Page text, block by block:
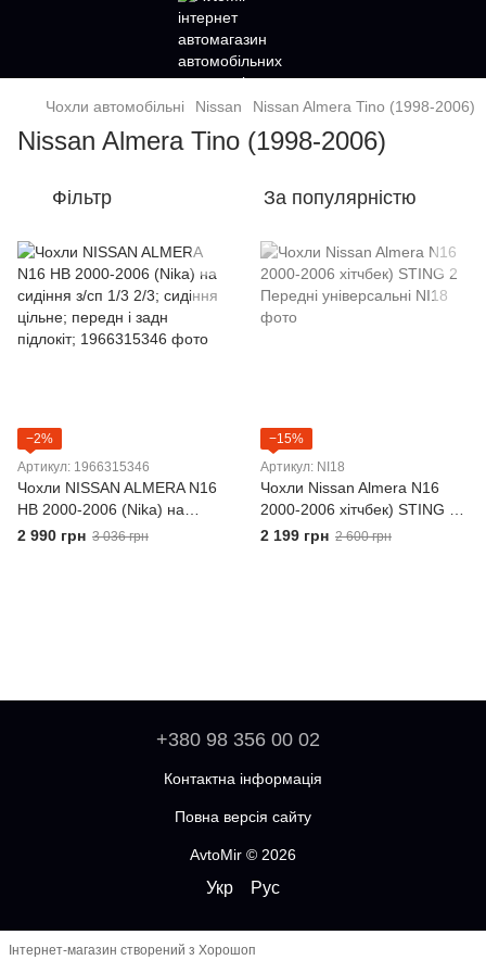
Чохли автомобільні Nissan Nissan Almera Tino (1998-2006)
Nissan Almera Tino (1998-2006)
Фільтр За популярністю
−2%
Артикул: 1966315346
Чохли NISSAN ALMERA N16
HB 2000-2006 (Nika) на
сидіння з/сп 1/3 2/3; сидіння
2 990 грн 3 036 грн
−15%
Артикул: NI18
Чохли Nissan Almera N16
2000-2006 хітчбек) STING 2
Передні універсальні
2 199 грн 2 600 грн
+380 98 356 00 02
Контактна інформація
Повна версія сайту
AvtoMir © 2026
Укр Рус
Інтернет-магазин створений з Хорошоп